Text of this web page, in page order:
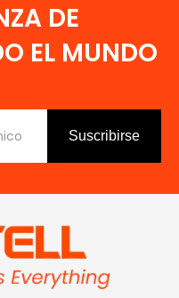
DE
EL MUNDO
Suscribirse